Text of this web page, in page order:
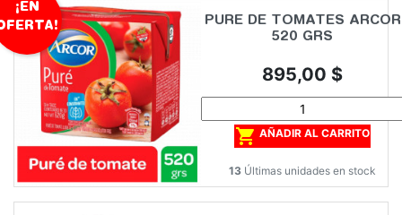
PURE DE TOMATES ARCOR
520 GRS
Precio
895,00 $
 AÑADIR AL CARRITO
13 Últimas unidades en stock
¡EN